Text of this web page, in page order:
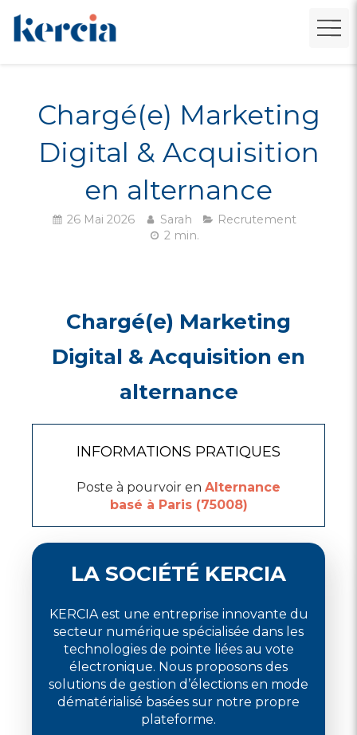
Chargé(e) Marketing
Digital & Acquisition
en alternance
26 Mai 2026 Sarah
Recrutement
2 min.
Chargé(e) Marketing
Digital & Acquisition en
alternance
INFORMATIONS PRATIQUES
Poste à pourvoir en Alternance
basé à Paris (75008)
LA SOCIÉTÉ KERCIA
KERCIA est une entreprise innovante du
secteur numérique spécialisée dans les
technologies de pointe liées au vote
électronique. Nous proposons des
solutions de gestion d’élections en mode
dématérialisé basées sur notre propre
plateforme.